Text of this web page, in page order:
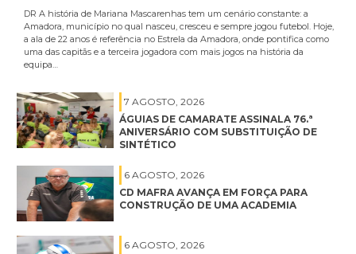
DR A história de Mariana Mascarenhas tem um cenário constante: a
Amadora, município no qual nasceu, cresceu e sempre jogou futebol. Hoje,
a ala de 22 anos é referência no Estrela da Amadora, onde pontifica como
uma das capitãs e a terceira jogadora com mais jogos na história da
equipa…
7 AGOSTO, 2026
ÁGUIAS DE CAMARATE ASSINALA 76.ª
ANIVERSÁRIO COM SUBSTITUIÇÃO DE
SINTÉTICO
6 AGOSTO, 2026
CD MAFRA AVANÇA EM FORÇA PARA
CONSTRUÇÃO DE UMA ACADEMIA
6 AGOSTO, 2026